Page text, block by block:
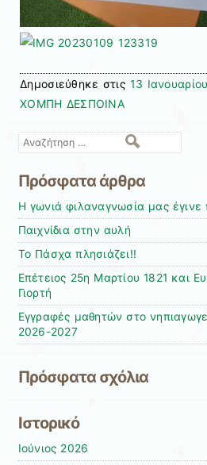
Δημοσιεύθηκε στις 13
ΧΟΜΠΗ ΔΕΣΠΟΙΝΑ
Αναζήτηση
Πρόσφατα άρθρα
Η γωνιά φιλαναγνωσία μας έγινε
Παιχνίδια στην αυλή
Το Πάσχα πλησιάζει!!
Επέτειος 25η Μαρτίου 1821 και
Γιορτή
Εγγραφές μαθητών στο
2026-2027
Πρόσφατα σχόλια
Ιστορικό
Ιούνιος 2026